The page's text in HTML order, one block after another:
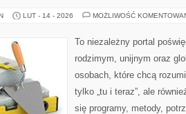
LUT - 14 - 2026 MOŻLIWOŚĆ
To niezależny portal
rodzimym, unijnym oraz
osobach, które chcą
tylko „tu i teraz”, ale
się programy, metody,